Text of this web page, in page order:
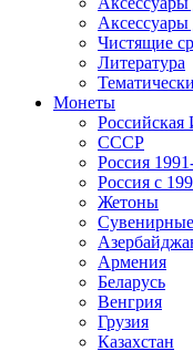
Аксессуары
Чистящие
Литература
Монеты
СССР
Россия
Россия с
Жетоны
Армения
Беларусь
Венгрия
Грузия
Казахстан